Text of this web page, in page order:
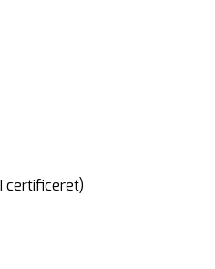
certificeret)